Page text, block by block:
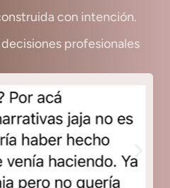
con intención.
profesionales